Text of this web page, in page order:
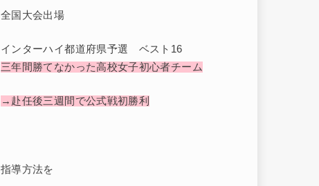
全国大会出場
インターハイ都道府県予選 ベスト16
三年間勝てなかった高校女子初心者チーム
→赴任後三週間で公式戦初勝利
指導方法を